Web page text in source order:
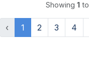
Showing 1to
‹ 1 2 3 4